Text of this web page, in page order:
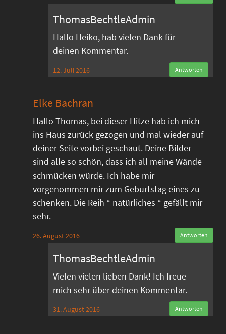
ThomasBechtleAdmin
Hallo Heiko, hab vielen Dank für
deinen Kommentar.
12. Juli 2016 Antworten
Elke Bachran
Hallo Thomas, bei dieser Hitze hab ich mich
ins Haus zurück gezogen und mal wieder auf
deiner Seite vorbei geschaut. Deine Bilder
sind alle so schön, dass ich all meine Wände
schmücken würde. Ich habe mir
vorgenommen mir zum Geburtstag eines zu
schenken. Die Reih “ natürliches “ gefällt mir
sehr.
26. August 2016 Antworten
ThomasBechtleAdmin
Vielen vielen lieben Dank! Ich freue
mich sehr über deinen Kommentar.
31. August 2016 Antworten